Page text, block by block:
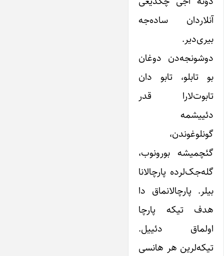
آنلاردان ساده‌جه
بیری‌دیر.
دوشونجه‌دن دوغان
بو تابلو، تابو دان
تابوت‌لارا قدر
دئییشمه
گونلوغوندن،
گئچمیشه بورونوب،
گله‌جک‌لرده پارچالانا
بیلر. پارچالانماق دا
هدف تیکه پارچا
اولماق دئییل.
تیکه‌لرین هر هانسی